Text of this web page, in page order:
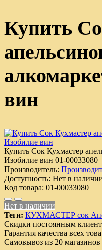
Купить
вин
Купить Сок Кухмастер
Изобилие вин 01-00033080
Производитель:
Доступность: Нет в
Код товара: 01-00033080
Нет в наличии
Теги: КУХМАСТЕР сок
Скидки постоянным
Гарантия качества всех
Самовывоз из 20